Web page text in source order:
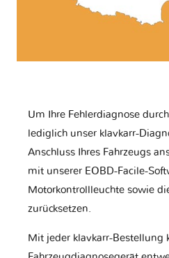
Um Ihre Fehlerdiagnose
lediglich unser klavkarr-
Anschluss Ihres Fahrzeugs
mit unserer EOBD-Facile-
Motorkontrollleuchte sowie
zurücksetzen.
Mit jeder klavkarr-Bestellung